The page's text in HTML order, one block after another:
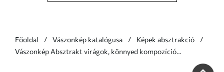
Főoldal Vászonkép katalógusa
Képek absztrakció
Vászonkép Absztrakt virágok, könnyed kompozíció